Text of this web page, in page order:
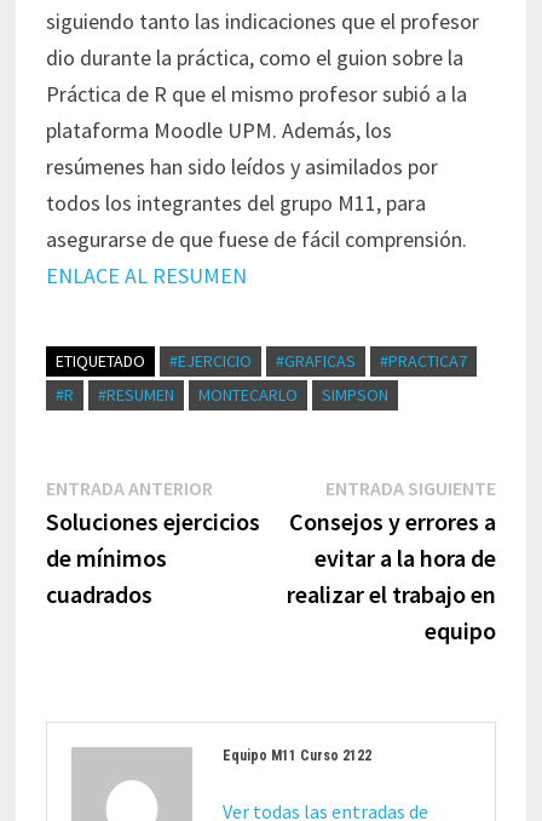
siguiendo tanto las indicaciones que el profesor
dio durante la práctica, como el guion sobre la
Práctica de R que el mismo profesor subió a la
plataforma Moodle UPM. Además, los
resúmenes han sido leídos y asimilados por
todos los integrantes del grupo M11, para
asegurarse de que fuese de fácil comprensión.
ENLACE AL RESUMEN
ETIQUETADO #EJERCICIO #GRAFICAS
#PRACTICA7
#R
#RESUMEN MONTECARLO SIMPSON
Navegación
entradas
ENTRADA ANTERIOR
anterior:
Soluciones ejercicios
de mínimos
cuadrados
ENTRADA SIGUIENTE
Consejos y errores a
evitar a la hora de
realizar el trabajo en
equipo
Equipo M11 Curso 2122
Ver todas las entradas de